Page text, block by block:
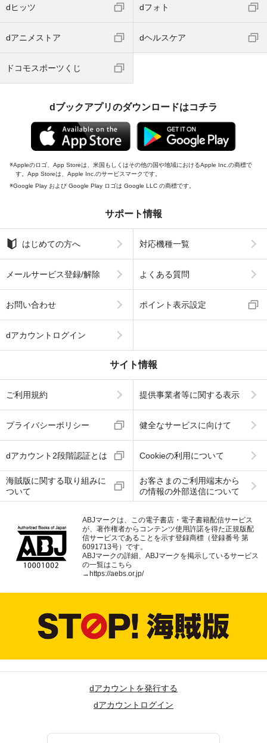
dヒッツ dフォト
dアニメストア dヘルスケア
ドコモスポーツくじ
dブックアプリのダウンロードはコチラ
Appleのロゴ、App Storeは、米国もしくはその他の国や地域におけるApple Inc.の商標で
す。App Storeは、Apple Inc.のサービスマークです。
Google Play および Google Play ロゴは Google LLC の商標です。
サポート情報
はじめての方へ 対応機種一覧
メールサービス登録/解除 よくある質問
お問い合わせ ポイント表示設定
dアカウントログイン
サイト情報
ご利用規約 提供事業者等に関する表示
プライバシーポリシー 健全なサービスに向けて
dアカウント2段階認証とは Cookieの利用について
海賊版に関する取り組みに
ついて
お客さまのご利用端末から
の情報の外部送信について
ABJマークは、この電子書店・電子書籍配信サービス
が、著作権者からコンテンツ使用許諾を得た正規版配
信サービスであることを示す登録商標（登録番号 第
6091713号）です。
ABJマークの詳細、ABJマークを掲示しているサービス
の一覧はこちら
→ https://aebs.or.jp/
dアカウントを発行する
dアカウントログイン